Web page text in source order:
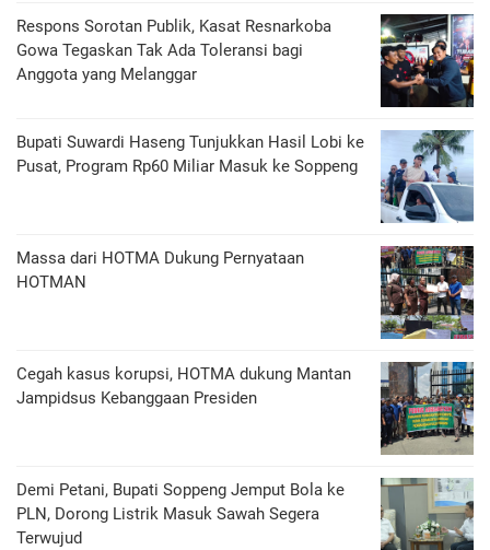
Respons Sorotan Publik, Kasat Resnarkoba
Gowa Tegaskan Tak Ada Toleransi bagi
Anggota yang Melanggar
Bupati Suwardi Haseng Tunjukkan Hasil Lobi ke
Pusat, Program Rp60 Miliar Masuk ke Soppeng
Massa dari HOTMA Dukung Pernyataan
HOTMAN
Cegah kasus korupsi, HOTMA dukung Mantan
Jampidsus Kebanggaan Presiden
Demi Petani, Bupati Soppeng Jemput Bola ke
PLN, Dorong Listrik Masuk Sawah Segera
Terwujud